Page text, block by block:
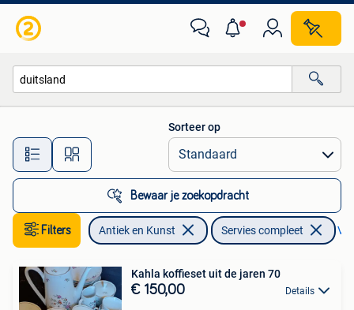
Alle afstanden…
Sorteer op
Bewaar je zoekopdracht
Filters Antiek en Kunst Servies compleet
Kahla koffieset uit de jaren 70
€ 150,00 Details